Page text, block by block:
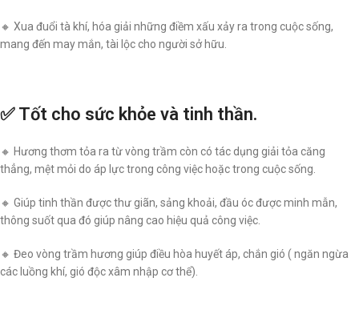
🔸 Xua đuổi tà khí, hóa giải những điềm xấu xảy ra trong cuộc sống,
mang đến may mắn, tài lộc cho người sở hữu.
✅ Tốt cho sức khỏe và tinh thần.
🔸 Hương thơm tỏa ra từ vòng trầm còn có tác dụng giải tỏa căng
thẳng, mệt mỏi do áp lực trong công việc hoặc trong cuộc sống.
🔸 Giúp tinh thần được thư giãn, sảng khoải, đầu óc được minh mẫn,
thông suốt qua đó giúp nâng cao hiệu quả công việc.
🔸 Đeo vòng trầm hương giúp điều hòa huyết áp, chắn gió ( ngăn ngừa
các luồng khí, gió độc xâm nhập cơ thể).